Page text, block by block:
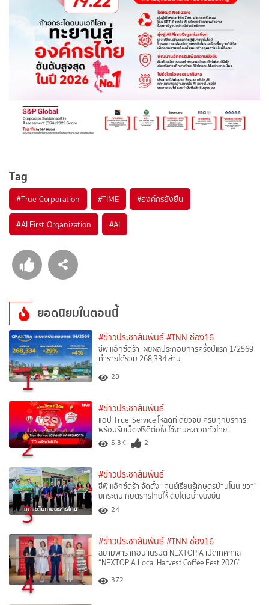
Tag
#True Corporation #TIME #องค์กรยั่งยืน
#AI First Organization #AI
ยอดนิยมในตอนนี้
1
#ข่าวประชาสัมพันธ์ #TNN ช่อง16
ซีพี แอ็กซ์ตร้า เผยผลประกอบการครึ่งปีแรก 1/2569
ทำรายได้รวม 268,334 ล้าน
28
2
#ข่าวประชาสัมพันธ์
แอป True iService โหลดทีเดียวจบ ครบทุกบริการ
พร้อมรับเน็ตฟรีดีต่อใจ ใช้งานสะดวกทั่วไทย!
5.3K 2
3
#ข่าวประชาสัมพันธ์
ซีพี แอ็กซ์ตร้า จัดตั้ง “ศูนย์เรียนรู้เกษตรบ้านโนนเขวา”
ยกระดับเกษตรกรไทยให้เติบโตอย่างยั่งยืน
24
4
#ข่าวประชาสัมพันธ์ #TNN ช่อง16
สยามพารากอน เนรมิต NEXTOPIA เปิดเทศกาล
“NEXTOPIA Local Harvest Coffee Fest 2026”
372